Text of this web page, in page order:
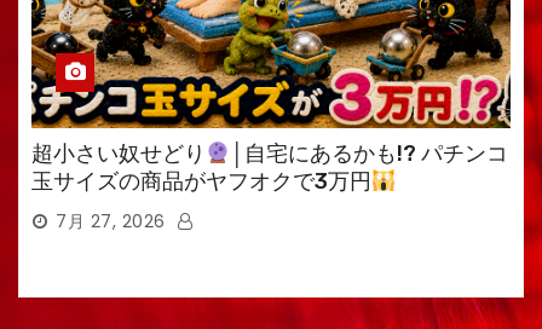
超小さい奴せどり
│自宅にあるかも!? パチンコ
玉サイズの商品がヤフオクで3万円
7月 27, 2026